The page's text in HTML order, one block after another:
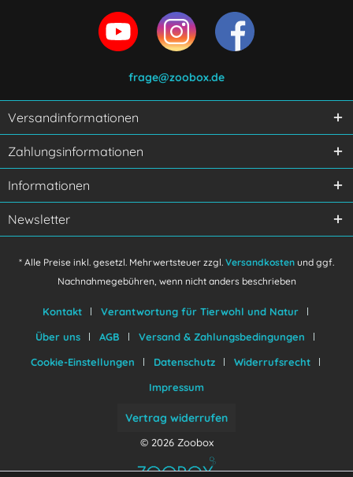
Ich habe die
verstanden und stimme zu.
Mit * gekennzeichnete Felder sind Pflichtfelder.
Senden
frage@zoobox.de
Versandinformationen
Zahlungsinformationen
Informationen
Newsletter
* Alle Preise inkl. gesetzl. Mehrwertsteuer zzgl. Versandkosten und ggf.
Nachnahmegebühren, wenn nicht anders beschrieben
Kontakt
Verantwortung für Tierwohl und Natur
Über uns
AGB
Versand & Zahlungsbedingungen
Cookie-Einstellungen
Datenschutz
Widerrufsrecht
Impressum
Vertrag widerrufen
© 2026 Zoobox